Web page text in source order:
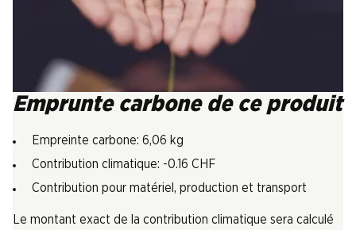
Emprunte carbone de ce produit
Empreinte carbone: 6,06 kg
Contribution climatique: -0.16 CHF
Contribution pour matériel, production et transport
Le montant exact de la contribution climatique sera calculé